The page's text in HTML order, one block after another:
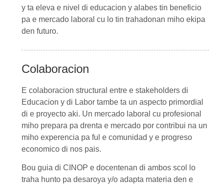
y ta eleva e nivel di educacion y alabes tin beneficio
pa e mercado laboral cu lo tin trahadonan miho ekipa
den futuro.
Colaboracion
E colaboracion structural entre e stakeholders di
Educacion y di Labor tambe ta un aspecto primordial
di e proyecto aki. Un mercado laboral cu profesional
miho prepara pa drenta e mercado por contribui na un
miho experencia pa ful e comunidad y e progreso
economico di nos pais.
Bou guia di CINOP e docentenan di ambos scol lo
traha hunto pa desaroya y/o adapta materia den e